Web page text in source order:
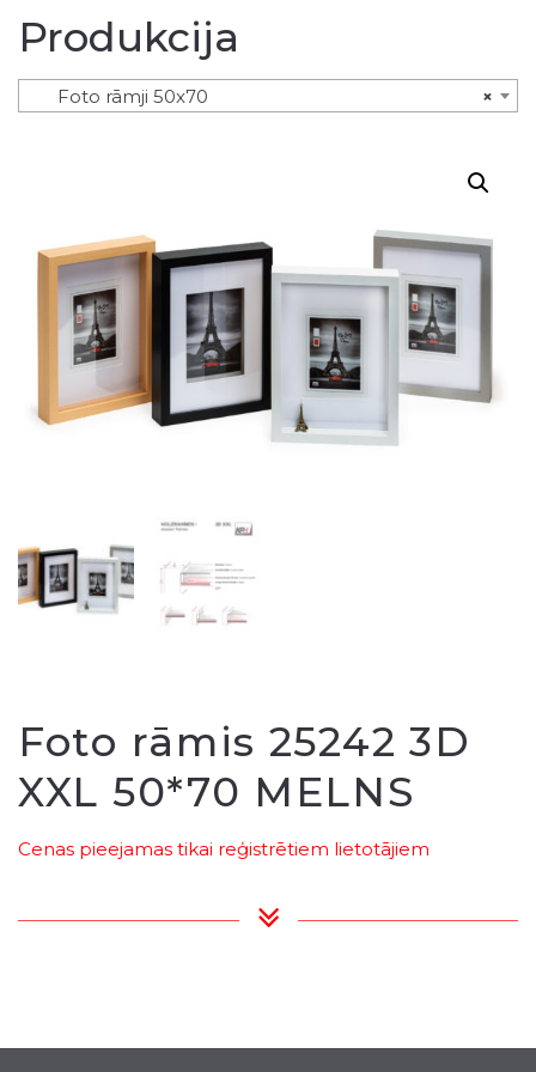
Produkcija
×
Foto rāmji 50x70
Foto rāmis 25242 3D
XXL 50*70 MELNS
Cenas pieejamas tikai reģistrētiem lietotājiem